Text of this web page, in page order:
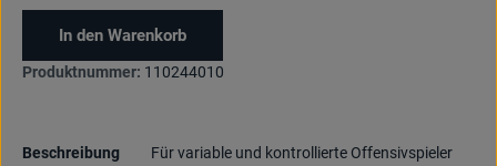
In den Warenkorb
Produktnummer: 110244010
Beschreibung
Für variable und kontrollierte Offensivspieler